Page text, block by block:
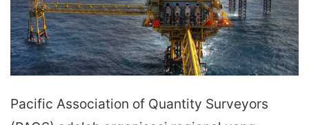
Pacific Association of Quantity Surveyors